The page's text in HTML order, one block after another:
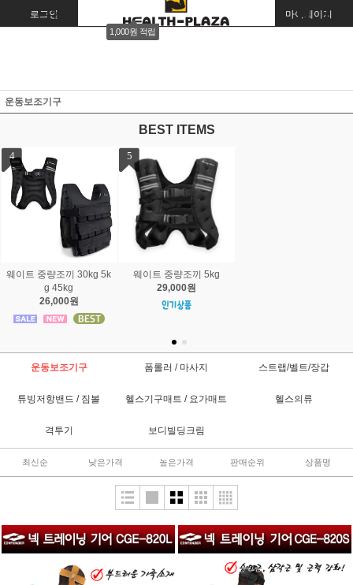
로그인 회원가입
1,000원 적립
주문조회 마이페이지
운동보조기구
BEST ITEMS
1
중량 락조마구리
15,000원
2
경량 락조마구리
10,000원
운동보조기구 폼롤러 / 마사지 스트랩/벨트/장갑
튜빙저항밴드 / 짐볼 헬스기구매트 / 요가매트 헬스의류
격투기 보디빌딩크림
최신순 낮은가격 높은가격 판매순위 상품명